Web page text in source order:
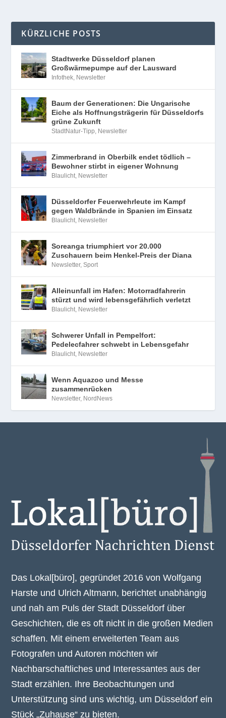
KÜRZLICHE POSTS
Stadtwerke Düsseldorf planen
Großwärmepumpe auf der Lausward
Infothek, Newsletter
Baum der Generationen: Die Ungarische
Eiche als Hoffnungsträgerin für Düsseldorfs
grüne Zukunft
StadtNatur-Tipp, Newsletter
Zimmerbrand in Oberbilk endet tödlich –
Bewohner stirbt in eigener Wohnung
Blaulicht, Newsletter
Düsseldorfer Feuerwehrleute im Kampf
gegen Waldbrände in Spanien im Einsatz
Blaulicht, Newsletter
Soreanga triumphiert vor 20.000
Zuschauern beim Henkel-Preis der Diana
Newsletter,Sport
Alleinunfall im Hafen: Motorradfahrerin
stürzt und wird lebensgefährlich verletzt
Blaulicht, Newsletter
Schwerer Unfall in Pempelfort:
Pedelecfahrer schwebt in Lebensgefahr
Blaulicht, Newsletter
Wenn Aquazoo und Messe
zusammenrücken
Newsletter, NordNews
Das Lokal[büro], gegründet 2016 von Wolfgang
Harste und Ulrich Altmann, berichtet unabhängig
und nah am Puls der Stadt Düsseldorf über
Geschichten, die es oft nicht in die großen Medien
schaffen. Mit einem erweiterten Team aus
Fotografen und Autoren möchten wir
Nachbarschaftliches und Interessantes aus der
Stadt erzählen. Ihre Beobachtungen und
Unterstützung sind uns wichtig, um Düsseldorf ein
Stück „Zuhause“ zu bieten.